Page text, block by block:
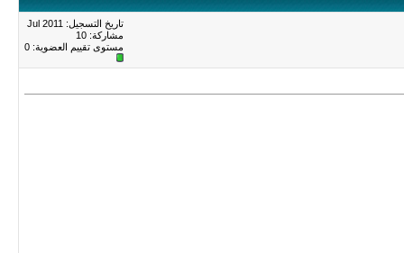
تاريخ التسجيل: Jul 2011
مشاركة: 10
مستوى تقييم العضوية: 0